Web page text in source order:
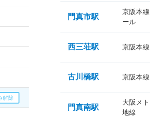
門真市駅
京阪本
ール
西三荘駅 京阪本線
古川橋駅 京阪本線
門真南駅
大阪メ
地線